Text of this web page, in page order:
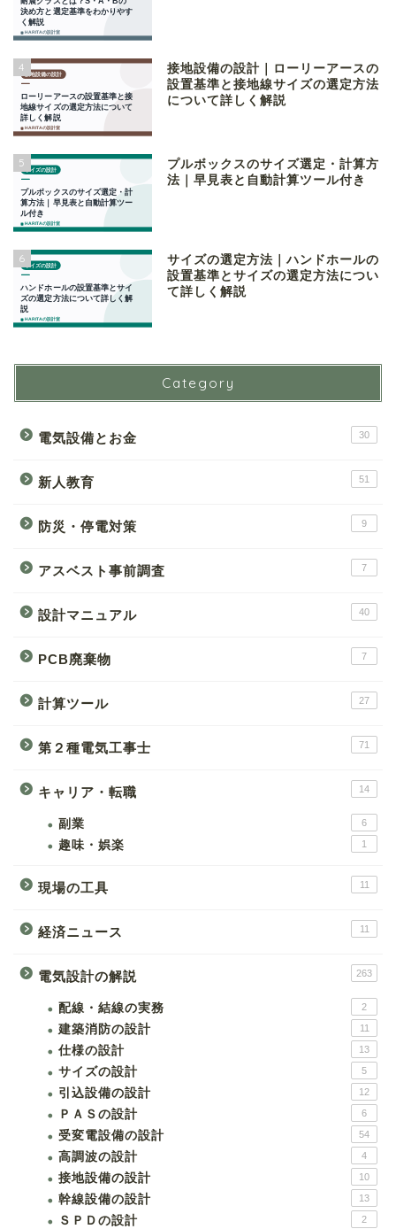
4
接地設備の設計｜ローリーアースの
設置基準と接地線サイズの選定方法
について詳しく解説
5
プルボックスのサイズ選定・計算方
法｜早見表と自動計算ツール付き
6
サイズの選定方法｜ハンドホールの
設置基準とサイズの選定方法につい
て詳しく解説
Category
電気設備とお金 30
新人教育 51
防災・停電対策 9
アスベスト事前調査 7
設計マニュアル 40
PCB廃棄物 7
計算ツール 27
第２種電気工事士 71
キャリア・転職 14
副業 6
趣味・娯楽 1
現場の工具 11
経済ニュース 11
電気設計の解説 263
配線・結線の実務 2
建築消防の設計 11
仕様の設計 13
サイズの設計 5
引込設備の設計 12
ＰＡＳの設計 6
受変電設備の設計 54
高調波の設計 4
接地設備の設計 10
幹線設備の設計 13
ＳＰＤの設計 2